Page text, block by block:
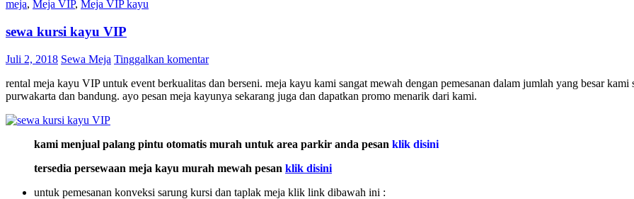
meja, Meja VIP, Meja VIP kayu
sewa kursi kayu VIP
Juli 2, 2018 Sewa Meja Tinggalkan komentar
rental meja kayu VIP untuk event berkualitas dan berseni. meja kayu kami sangat mewah dengan pemesanan dalam jumlah yang besar
purwakarta dan bandung. ayo pesan meja kayunya sekarang juga dan dapatkan promo menarik dari kami.
kami menjual palang pintu otomatis murah untuk area parkir anda pesan klik disini
tersedia persewaan meja kayu murah mewah pesan klik disini
untuk pemesanan konveksi sarung kursi dan taplak meja klik link dibawah ini :